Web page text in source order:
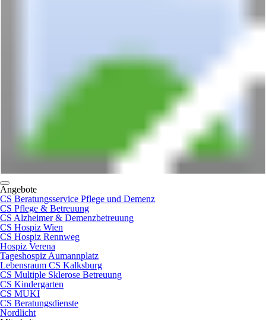
Angebote
CS Beratungsservice Pflege und Demenz
CS Pflege & Betreuung
CS Alzheimer & Demenzbetreuung
CS Hospiz Wien
CS Hospiz Rennweg
Hospiz Verena
Tageshospiz Aumannplatz
Lebensraum CS Kalksburg
CS Multiple Sklerose Betreuung
CS Kindergarten
CS MUKI
CS Beratungsdienste
Nordlicht